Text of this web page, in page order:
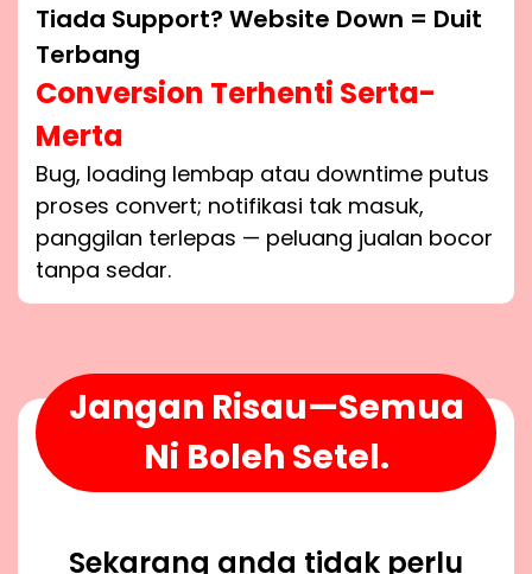
Tiada Support? Website Down = Duit
Terbang
Conversion Terhenti Serta-
Merta
Bug, loading lembap atau downtime putus
proses convert; notifikasi tak masuk,
panggilan terlepas — peluang jualan bocor
tanpa sedar.
Jangan Risau—Semua
Ni Boleh Setel.
Sekarang anda tidak perlu